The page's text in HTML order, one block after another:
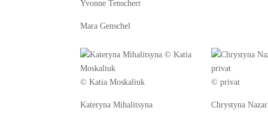
Yvonne Tenschert
Mara Genschel
© Katia Moskaliuk
Kateryna Mihalitsyna
© privat
Chrystyna